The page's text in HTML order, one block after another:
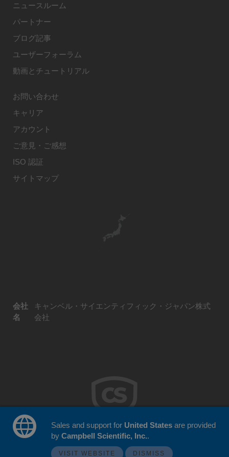
ニュースルーム
パートナー
ブログ記事
ユーザーフォーラム
動画とチュートリアル
お問い合わせ
キャリア
アカウント
ご意見・ご感想
ISO 認証
サイトマップ
会社
名
キャンベル・サイエンティフィック・ジャパン株式
会社
ウェブサイトフィードバック
© 2026 Campbell Scientific Japan
Sales and support for United Statesare provided
by Campbell Scientific, Inc..
VISIT WEBSITE DISMISS